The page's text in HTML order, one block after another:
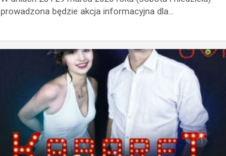
prowadzona będzie akcja informacyjna dla…